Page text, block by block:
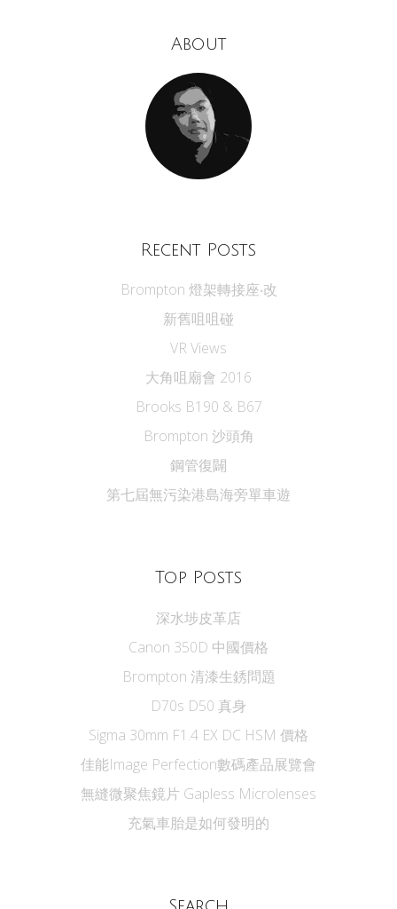
About
Recent Posts
Brompton 燈架轉接座‧改
新舊咀咀碰
VR Views
大角咀廟會 2016
Brooks B190 & B67
Brompton 沙頭角
鋼管復闢
第七屆無污染港島海旁單車遊
Top Posts
深水埗皮革店
Canon 350D 中國價格
Brompton 清漆生銹問題
D70s D50 真身
Sigma 30mm F1.4 EX DC HSM 價格
佳能Image Perfection數碼產品展覽會
無縫微聚焦鏡片 Gapless Microlenses
充氣車胎是如何發明的